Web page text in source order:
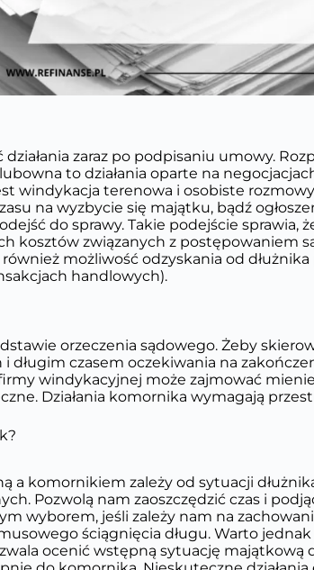
zaraz po podpisaniu umowy.
to działania oparte na
windykacja terenowa i osobiste
na wyzbycie się majątku, bądź
do sprawy. Takie podejście sprawia,
kosztów związanych z postępowaniem
możliwość odzyskania od
handlowych).
orzeczenia sądowego. Żeby
długim czasem oczekiwania na
windykacyjnej może zajmować
Działania komornika wymagają
komornikiem zależy od sytuacji
Pozwolą nam zaoszczędzić czas i
wyborem, jeśli zależy nam na
ściągnięcia długu. Warto
ocenić wstępną sytuację